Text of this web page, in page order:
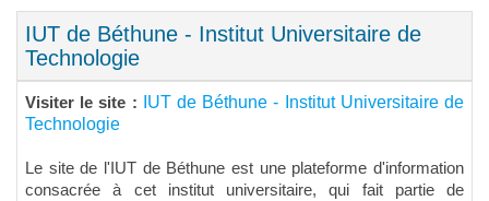
IUT de Béthune - Institut Universitaire de
Technologie
Visiter le site :
IUT de Béthune - Institut Universitaire de
Technologie
Le site de l'IUT de Béthune est une plateforme d'information
consacrée à cet institut universitaire, qui fait partie de